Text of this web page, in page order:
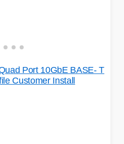
Port 10GbE BASE- T
Customer Install